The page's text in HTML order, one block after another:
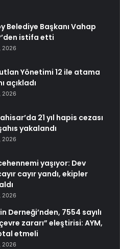
Belediye Başkanı Vahap
istifa etti
2026
Yönetimi 12 ile atama
açıkladı
2026
21 yıl hapis cezası
yakalandı
2026
yaşıyor: Dev
cayır yandı, ekipler
2026
Derneği’nden, 7554 sayılı
zararı” eleştirisi: AYM,
etmeli
2026